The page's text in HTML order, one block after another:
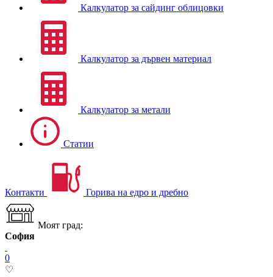
Калкулатор за сайдинг облицовки
Калкулатор за дървен материал
Калкулатор за метали
Статии
Контакти Горива на едро и дребно
Моят град:
София
0
♡